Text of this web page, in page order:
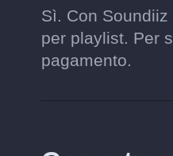
Sì. Con
per playlist. Per
pagamento.